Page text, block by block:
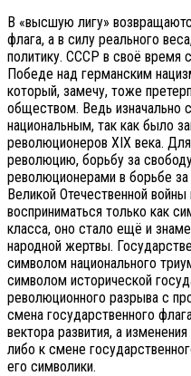
В «высшую лигу»
флага, а в силу реального
политику. СССР в своё время
Победе над германским
который, замечу, тоже
обществом. Ведь изначально
национальным, так как было
революционеров XIX века.
революцию, борьбу за
революционерами в борьбе
Великой Отечественной
восприниматься только как
класса, оно стало ещё и
народной жертвы.
символом национального
символом исторической
революционного разрыва с
смена государственного
вектора развития, а
либо к смене
его символики.